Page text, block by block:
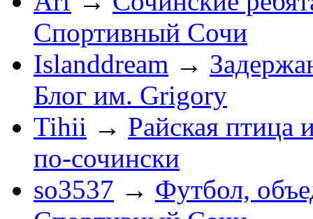
Спортивный Сочи
Islanddream →
Блог им. Grigory
Tihii → Райская птица
по-cочински
so3537 → Футбол,